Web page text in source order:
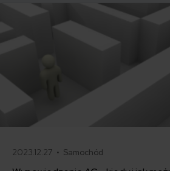
2023.12.27 • Samochód